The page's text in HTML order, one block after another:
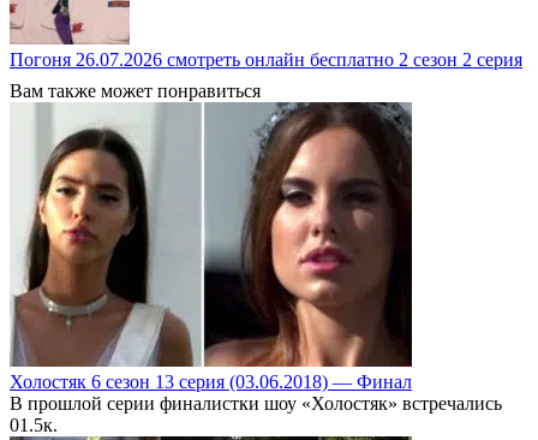
Погоня 26.07.2026 смотреть онлайн бесплатно 2 сезон 2 серия
Вам также может понравиться
Холостяк 6 сезон 13 серия (03.06.2018) — Финал
В прошлой серии финалистки шоу «Холостяк» встречались
01.5к.